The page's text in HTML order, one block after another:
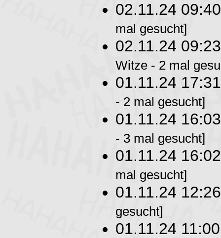
02.11.24
mal gesucht]
02.11.24
Witze - 2 mal
01.11.24
- 2 mal gesucht]
01.11.24
- 3 mal gesucht]
01.11.24
mal gesucht]
01.11.24
gesucht]
01.11.24